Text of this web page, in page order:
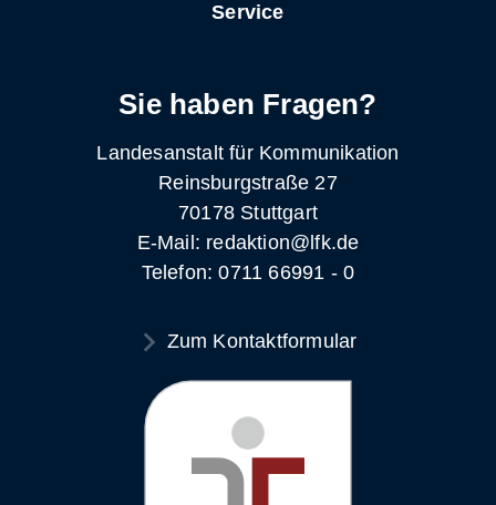
Service
Sie haben Fragen?
Landesanstalt für Kommunikation
Reinsburgstraße 27
70178 Stuttgart
E-Mail: redaktion@lfk.de
Telefon: 0711 66991 - 0
Zum Kontaktformular